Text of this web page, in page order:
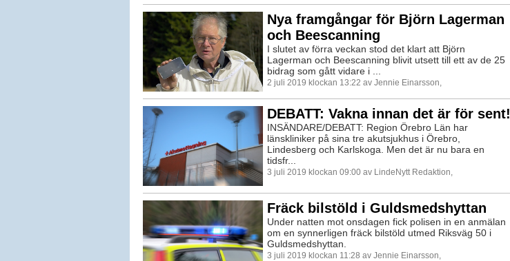
Nya framgångar för Björn Lagerman
och Beescanning
I slutet av förra veckan stod det klart att Björn
Lagerman och Beescanning blivit utsett till ett av de 25
bidrag som gått vidare i ...
2 juli 2019 klockan 13:22 av Jennie Einarsson,
DEBATT: Vakna innan det är för sent!
INSÄNDARE/DEBATT: Region Örebro Län har
länskliniker på sina tre akutsjukhus i Örebro,
Lindesberg och Karlskoga. Men det är nu bara en
tidsfr...
3 juli 2019 klockan 09:00 av LindeNytt Redaktion,
Fräck bilstöld i Guldsmedshyttan
Under natten mot onsdagen fick polisen in en anmälan
om en synnerligen fräck bilstöld utmed Riksväg 50 i
Guldsmedshyttan.
3 juli 2019 klockan 11:28 av Jennie Einarsson,